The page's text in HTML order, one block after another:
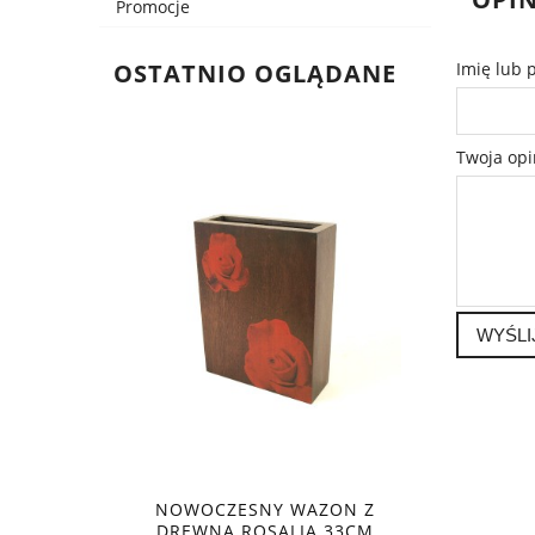
Promocje
OSTATNIO OGLĄDANE
NOWOCZESNY WAZON Z
DREWNA ROSALIA 33CM
Imię lub
Twoja